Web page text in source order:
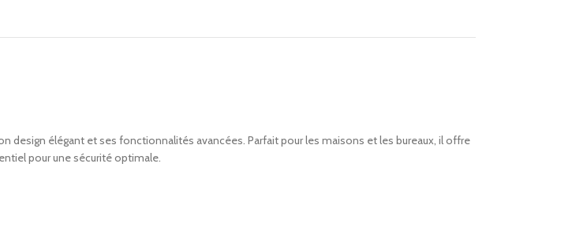
design élégant et ses fonctionnalités avancées. Parfait pour les maisons et les bureaux, il offre
pour une sécurité optimale.